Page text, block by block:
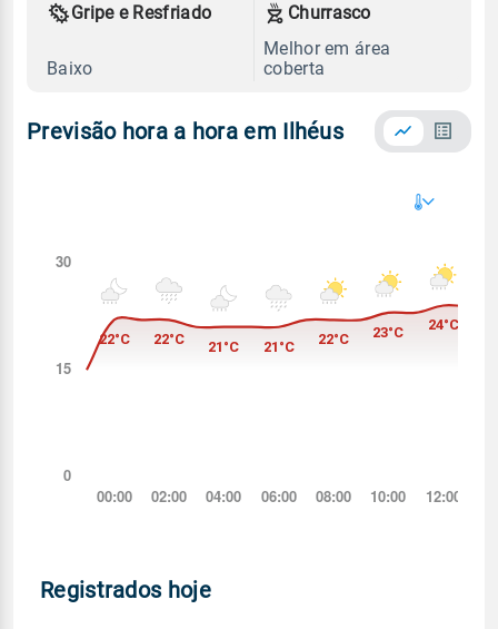
Gripe e Resfriado
Baixo
Churrasco
Melhor em área
coberta
Previsão hora a hora em Ilhéus
Registrados hoje